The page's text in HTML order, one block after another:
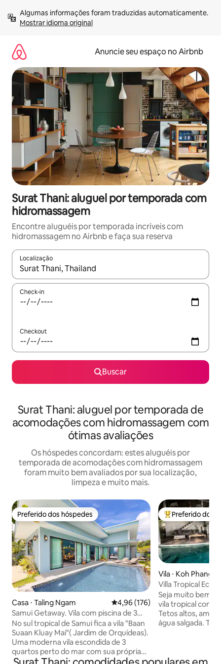
para
Mostrar idioma original
Anuncie seu espaço no Airbnb
Surat Thani: aluguel por temporada com
hidromassagem
Encontre aluguéis por temporada incríveis com
hidromassagem no Airbnb e faça sua reserva
Localização
Quando os resultados estiverem disponíveis, explore-os
Check-in
Checkout
Buscar
Surat Thani: aluguel por temporada de
acomodações com hidromassagem com
ótimas avaliações
Os hóspedes concordam: estes aluguéis por
temporada de acomodações com hidromassagem
foram muito bem avaliados por sua localização,
limpeza e muito mais.
Preferido dos hóspedes
Preferido dos hóspedes
Casa ⋅ Taling Ngam 4,96 de uma avaliação média de
4,96 (176)
Samui Getaway. Vila com piscina de 3
quartos "Kluay Mai"
No sul tropical de Samui fica a vila "Baan
Suaan Kluay Mai"( Jardim de Orquídeas).
Uma moderna vila escondida de 3
quartos perto do mar com sua própria
piscina de água salgada. A poucos
Entre os
Preferido dos
Vila ⋅ Koh Phangan
Villa Tropical Eco
exuberante e
Seja muito bem-
vila tropical com
Tetos altos,
água salgada. Três quartos espaçosos,
para a piscina Localizado no topo de uma